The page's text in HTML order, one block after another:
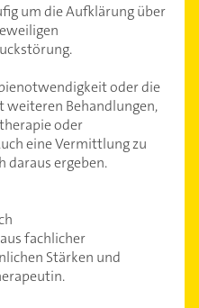
um die Aufklärung über
oder die
Behandlungen,
oder
eine Vermittlung zu
daraus ergeben.
fachlicher
Stärken und